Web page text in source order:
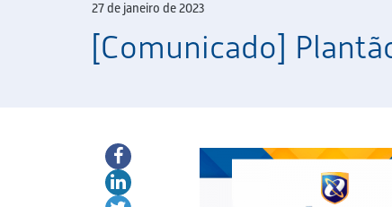
27 de janeiro de 2023
[Comunicado]